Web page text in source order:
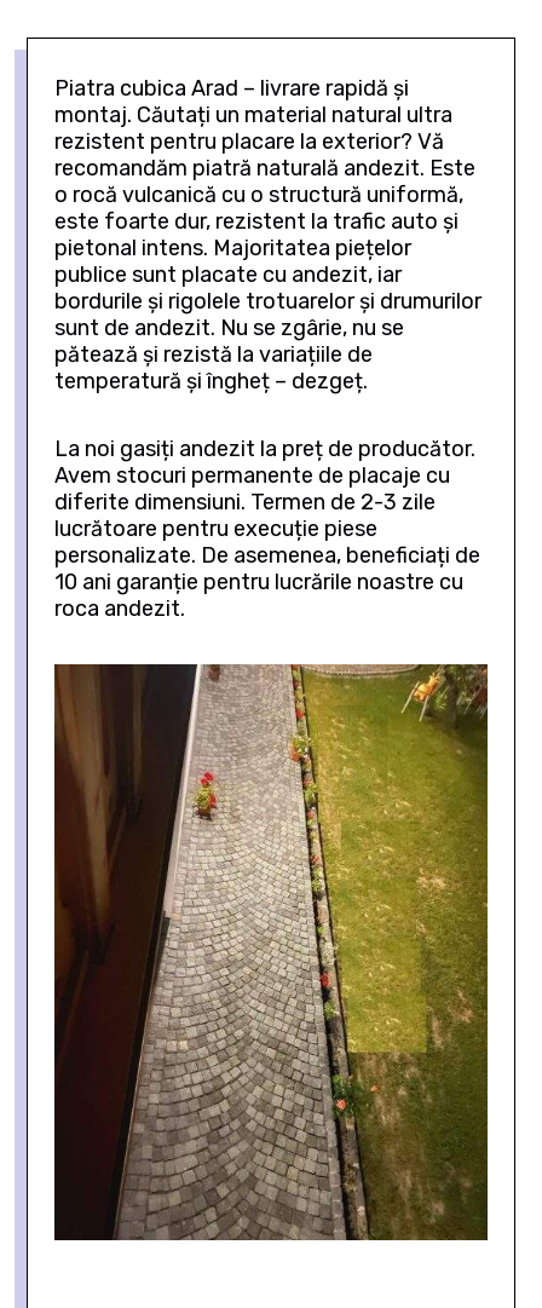
Piatra cubica Arad – livrare rapidă și
montaj. Căutați un material natural ultra
rezistent pentru placare la exterior? Vă
recomandăm piatră naturală andezit. Este
o rocă vulcanică cu o structură uniformă,
este foarte dur, rezistent la trafic auto și
pietonal intens. Majoritatea piețelor
publice sunt placate cu andezit, iar
bordurile și rigolele trotuarelor și drumurilor
sunt de andezit. Nu se zgârie, nu se
pătează și rezistă la variațiile de
temperatură și îngheț – dezgeț.
La noi gasiți andezit la preț de producător.
Avem stocuri permanente de placaje cu
diferite dimensiuni. Termen de 2-3 zile
lucrătoare pentru execuție piese
personalizate. De asemenea, beneficiați de
10 ani garanție pentru lucrările noastre cu
roca andezit.